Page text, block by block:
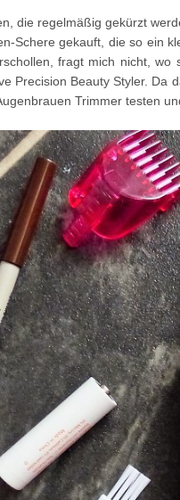
die regelmäßig gekürzt
Schere gekauft, die so ein
fragt mich nicht,
Precision Beauty Styler. Da
Trimmer testen